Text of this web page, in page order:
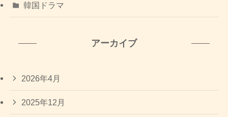
韓国ドラマ
アーカイブ
2026年4月
2025年12月